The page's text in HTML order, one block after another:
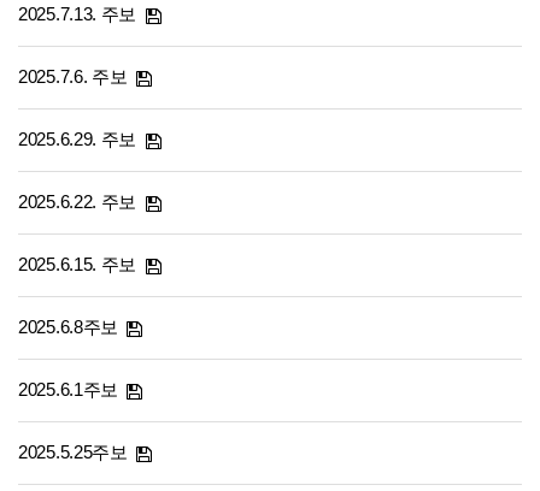
2025.7.13. 주보
2025.7.6. 주보
2025.6.29. 주보
2025.6.22. 주보
2025.6.15. 주보
2025.6.8주보
2025.6.1주보
2025.5.25주보